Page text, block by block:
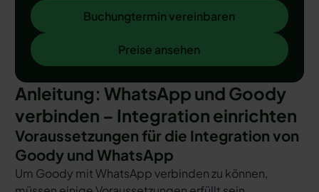
Buchungtermin vereinbaren
Buchungtermin vereinbaren
Preise ansehen
Preise ansehen
Anleitung: WhatsApp und Goody
verbinden – Integration einrichten
Voraussetzungen für die Integration von
Goody und WhatsApp
Um Goody mit WhatsApp verbinden zu können,